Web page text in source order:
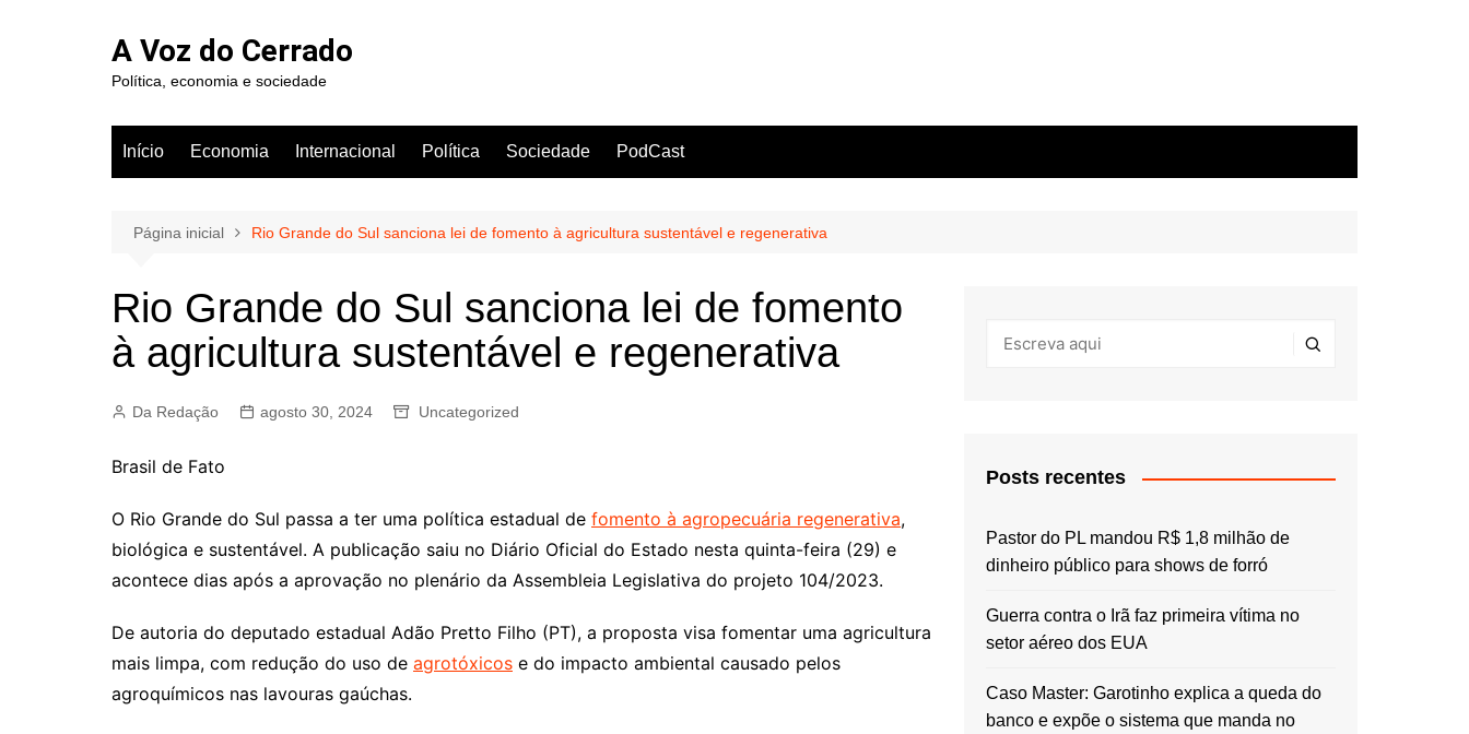
A Voz do Cerrado
Política, economia e sociedade
Início Economia Internacional Política Sociedade PodCast
Página inicial Rio Grande do Sul sanciona lei de fomento à agricultura sustentável e regenerativa
Rio Grande do Sul sanciona lei de fomento
à agricultura sustentável e regenerativa
Da Redação agosto 30, 2024 Uncategorized
Brasil de Fato
O Rio Grande do Sul passa a ter uma política estadual de fomento à agropecuária regenerativa,
biológica e sustentável. A publicação saiu no Diário Oficial do Estado nesta quinta-feira (29) e
acontece dias após a aprovação no plenário da Assembleia Legislativa do projeto 104/2023.
De autoria do deputado estadual Adão Pretto Filho (PT), a proposta visa fomentar uma agricultura
mais limpa, com redução do uso de agrotóxicos e do impacto ambiental causado pelos
agroquímicos nas lavouras gaúchas.
Posts recentes
Pastor do PL mandou R$ 1,8 milhão de
dinheiro público para shows de forró
Guerra contra o Irã faz primeira vítima no
setor aéreo dos EUA
Caso Master: Garotinho explica a queda do
banco e expõe o sistema que manda no